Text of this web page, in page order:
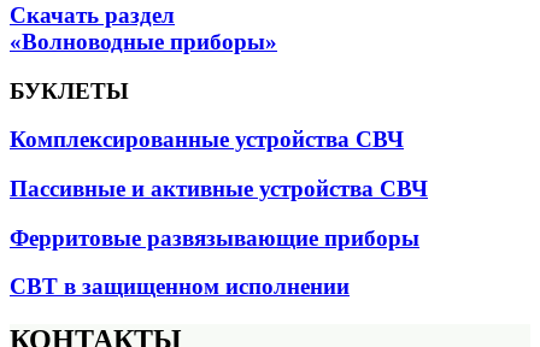
Скачать раздел
«Волноводные приборы»
БУКЛЕТЫ
Комплексированные устройства СВЧ
Пассивные и активные устройства СВЧ
Ферритовые развязывающие приборы
СВТ в защищенном исполнении
КОНТАКТЫ